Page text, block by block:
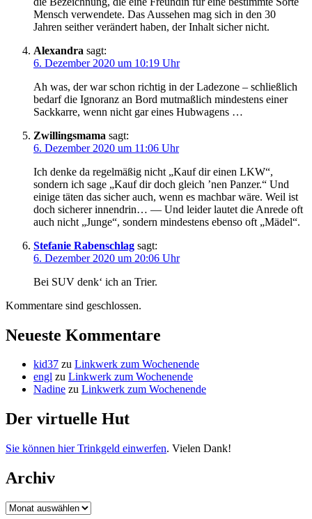
Mensch verwendete. Das Aussehen mag sich in den 30
Jahren seither verändert haben, der Inhalt sicher nicht.
Alexandra sagt:
6. Dezember 2020 um 10:19 Uhr
Ah was, der war schon richtig in der Ladezone – schließlich
bedarf die Ignoranz an Bord mutmaßlich mindestens einer
Sackkarre, wenn nicht gar eines Hubwagens …
Zwillingsmama sagt:
6. Dezember 2020 um 11:06 Uhr
Ich denke da regelmäßig nicht „Kauf dir einen LKW“,
sondern ich sage „Kauf dir doch gleich ’nen Panzer.“ Und
einige täten das sicher auch, wenn es machbar wäre. Weil ist
doch sicherer innendrin… — Und leider lautet die Anrede oft
auch nicht „Junge“, sondern mindestens ebenso oft „Mädel“.
Stefanie Rabenschlag sagt:
6. Dezember 2020 um 20:06 Uhr
Bei SUV denk‘ ich an Trier.
Kommentare sind geschlossen.
Neueste Kommentare
kid37 zu Linkwerk zum Wochenende
engl zu Linkwerk zum Wochenende
Nadine zu Linkwerk zum Wochenende
Der virtuelle Hut
Sie können hier Trinkgeld einwerfen. Vielen Dank!
Archiv
Archiv